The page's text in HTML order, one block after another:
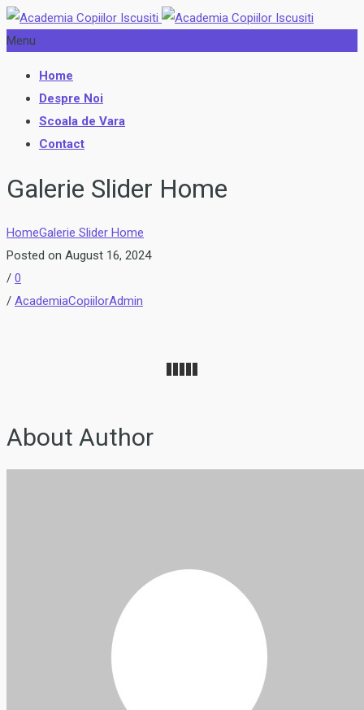
Menu
Home
Despre Noi
Scoala de Vara
Contact
Galerie Slider Home
HomeGalerie Slider Home
Posted on August 16, 2024
/ 0
/ AcademiaCopiilorAdmin
About Author